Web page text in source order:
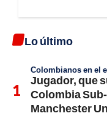
Lo último
Colombianos en el
Jugador, que
Colombia
Manchester